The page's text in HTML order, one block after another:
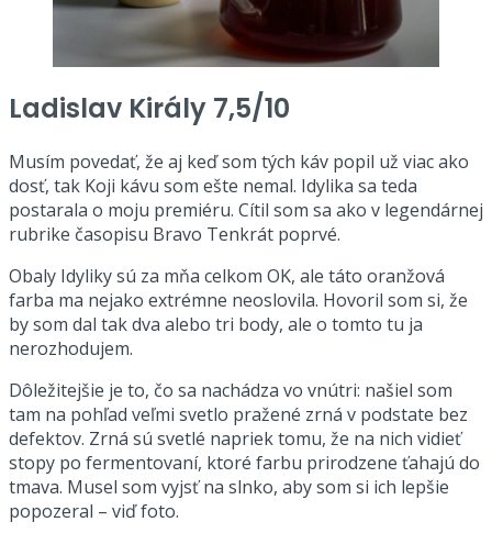
Ladislav Király 7,5/10
Musím povedať, že aj keď som tých káv popil už viac ako
dosť, tak Koji kávu som ešte nemal. Idylika sa teda
postarala o moju premiéru. Cítil som sa ako v legendárnej
rubrike časopisu Bravo Tenkrát poprvé.
Obaly Idyliky sú za mňa celkom OK, ale táto oranžová
farba ma nejako extrémne neoslovila. Hovoril som si, že
by som dal tak dva alebo tri body, ale o tomto tu ja
nerozhodujem.
Dôležitejšie je to, čo sa nachádza vo vnútri: našiel som
tam na pohľad veľmi svetlo pražené zrná v podstate bez
defektov. Zrná sú svetlé napriek tomu, že na nich vidieť
stopy po fermentovaní, ktoré farbu prirodzene ťahajú do
tmava. Musel som vyjsť na slnko, aby som si ich lepšie
popozeral – viď foto.